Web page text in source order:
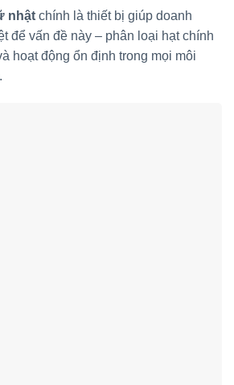
nhật chính là thiết bị giúp doanh
để vấn đề này – phân loại hạt chính
hoạt động ổn định trong mọi môi